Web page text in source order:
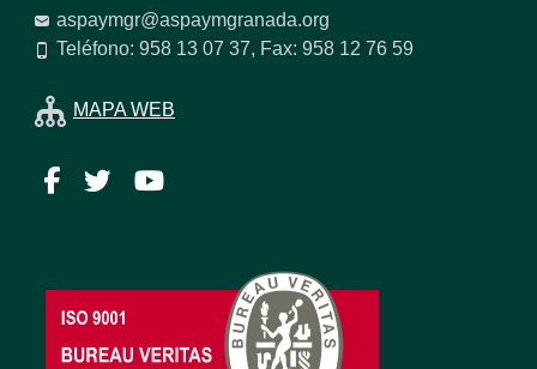
aspaymgr@aspaymgranada.org
Teléfono: 958 13 07 37, Fax: 958 12 76 59
MAPA WEB
Facebook
TwitterYouTube